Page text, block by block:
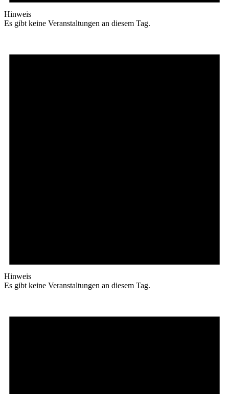
Hinweis
Es gibt keine Veranstaltungen an diesem Tag.
Hinweis
Es gibt keine Veranstaltungen an diesem Tag.